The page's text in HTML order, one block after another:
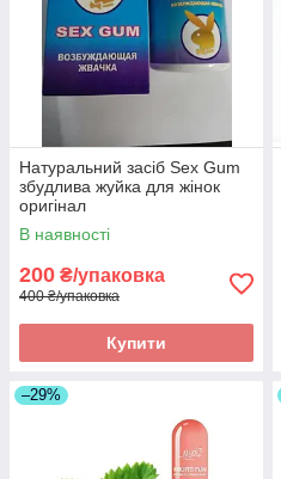
Натуральний засіб Sex Gum
збудлива жуйка для жінок
оригінал
В наявності
200 ₴/упаковка
400 ₴/упаковка
Купити
–29%